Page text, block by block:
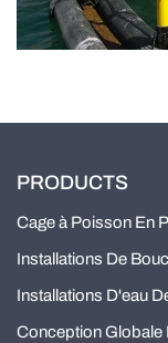
PRODUCTS
Cage à Poisson En
Installations De
Installations D'eau
Conception Globale